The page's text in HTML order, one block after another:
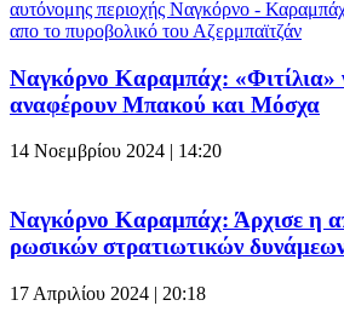
Ναγκόρνο Καραμπάχ: «Φιτίλια»
αναφέρουν Μπακού και Μόσχα
14 Νοεμβρίου 2024 | 14:20
Ναγκόρνο Καραμπάχ: Άρχισε η
ρωσικών στρατιωτικών
17 Απριλίου 2024 | 20:18